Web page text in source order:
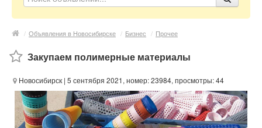
Контакты
/ Объявления в Новосибирске / Бизнес / Прочее
Закупаем полимерные материалы
Новосибирск | 5 сентября 2021, номер: 23984, просмотры: 44